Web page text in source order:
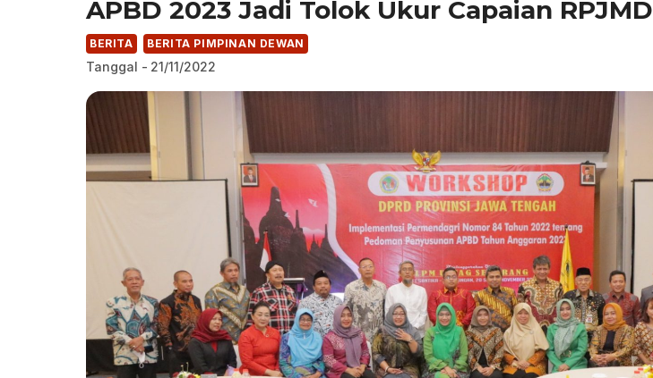
APBD 2023 Jadi Tolok Ukur Capaian RPJMD
BERITA BERITA PIMPINAN DEWAN
Tanggal - 21/11/2022